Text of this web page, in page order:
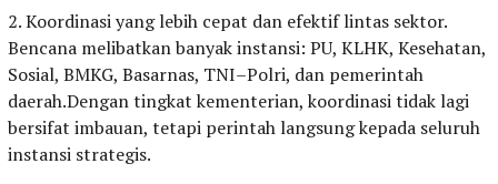
2. Koordinasi yang lebih cepat dan efektif lintas sektor.
Bencana melibatkan banyak instansi: PU, KLHK, Kesehatan,
Sosial, BMKG, Basarnas, TNI–Polri, dan pemerintah
daerah.Dengan tingkat kementerian, koordinasi tidak lagi
bersifat imbauan, tetapi perintah langsung kepada seluruh
instansi strategis.